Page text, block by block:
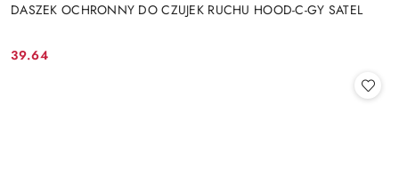
DASZEK OCHRONNY DO CZUJEK RUCHU HOOD-C-GY SATEL
Cena:
39.64